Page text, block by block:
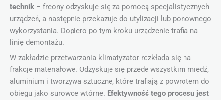
technik – freony odzyskuje się za pomocą specjalistycznych
urządzeń, a następnie przekazuje do utylizacji lub ponownego
wykorzystania. Dopiero po tym kroku urządzenie trafia na
linię demontażu.
W zakładzie przetwarzania klimatyzator rozkłada się na
frakcje materiałowe. Odzyskuje się przede wszystkim miedź,
aluminium i tworzywa sztuczne, które trafiają z powrotem do
obiegu jako surowce wtórne. Efektywność tego procesu jest